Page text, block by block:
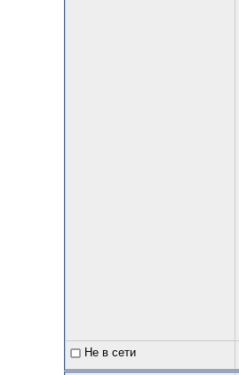
Не в сети